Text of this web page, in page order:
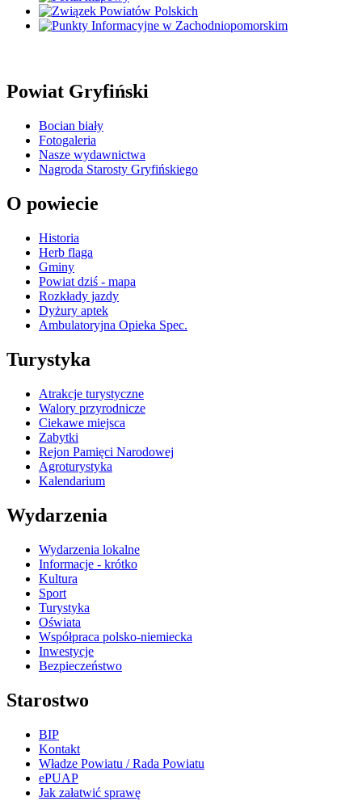
Powiat Gryfiński
Bocian biały
Fotogaleria
Nasze wydawnictwa
Nagroda Starosty Gryfińskiego
O powiecie
Historia
Herb flaga
Gminy
Powiat dziś - mapa
Rozkłady jazdy
Dyżury aptek
Ambulatoryjna Opieka Spec.
Turystyka
Atrakcje turystyczne
Walory przyrodnicze
Ciekawe miejsca
Zabytki
Rejon Pamięci Narodowej
Agroturystyka
Kalendarium
Wydarzenia
Wydarzenia lokalne
Informacje - krótko
Kultura
Sport
Turystyka
Oświata
Współpraca polsko-niemiecka
Inwestycje
Bezpieczeństwo
Starostwo
BIP
Kontakt
Władze Powiatu / Rada Powiatu
ePUAP
Jak załatwić sprawę